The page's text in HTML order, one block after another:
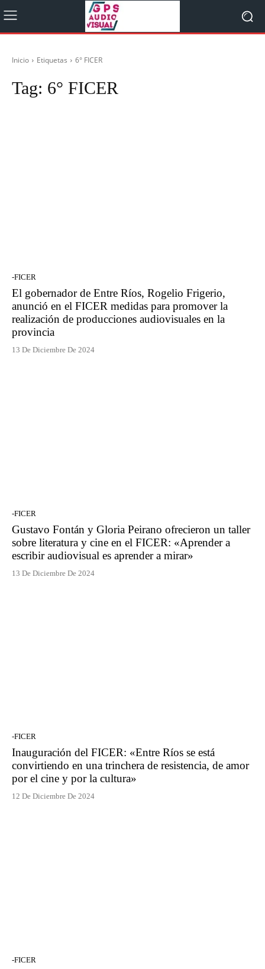
Inicio Etiquetas 6° FICER
Tag: 6° FICER
-FICER
El gobernador de Entre Ríos, Rogelio Frigerio,
anunció en el FICER medidas para promover la
realización de producciones audiovisuales en la
provincia
13 De Diciembre De 2024
-FICER
Gustavo Fontán y Gloria Peirano ofrecieron un taller
sobre literatura y cine en el FICER: «Aprender a
escribir audiovisual es aprender a mirar»
13 De Diciembre De 2024
-FICER
Inauguración del FICER: «Entre Ríos se está
convirtiendo en una trinchera de resistencia, de amor
por el cine y por la cultura»
12 De Diciembre De 2024
-FICER